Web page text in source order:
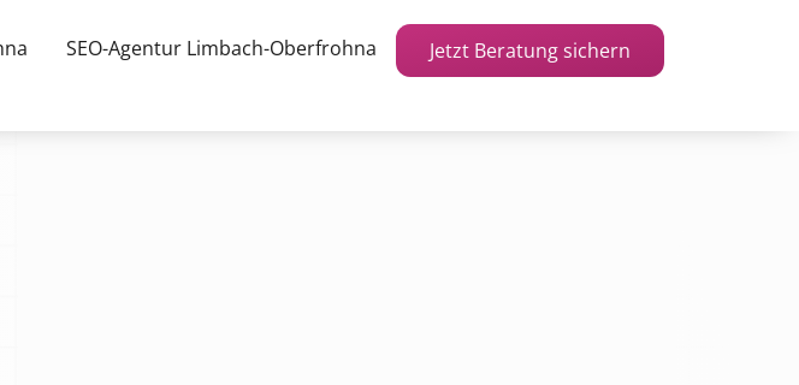
SEO-Agentur Limbach-Oberfrohna Jetzt Beratung sichern